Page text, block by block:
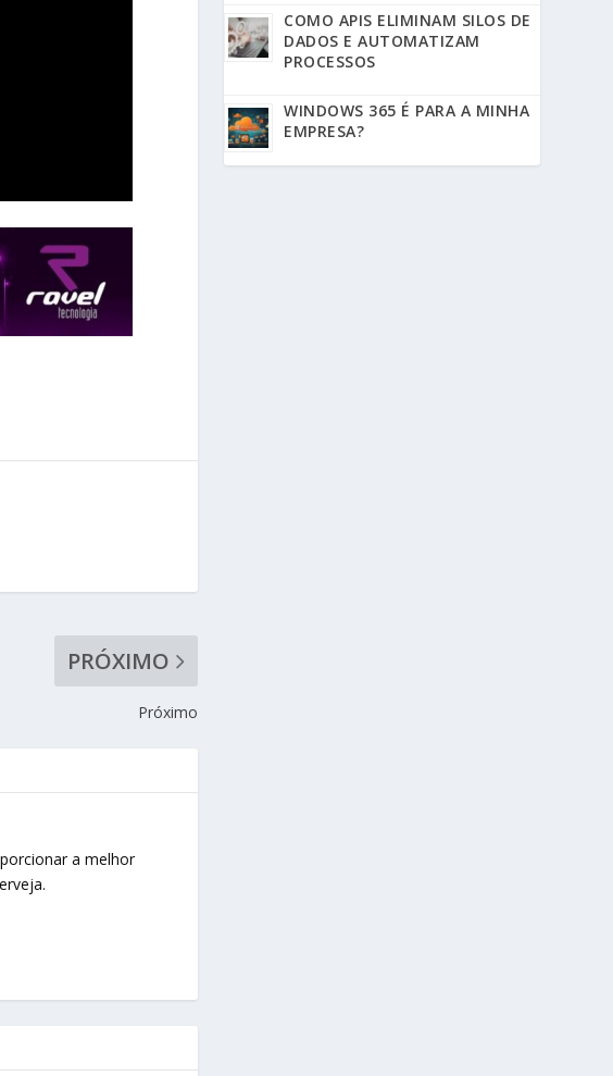
PRÓXIMO
Próximo
a melhor
COMO APIS ELIMINAM SILOS DE
DADOS E AUTOMATIZAM
PROCESSOS
WINDOWS 365 É PARA A MINHA
EMPRESA?